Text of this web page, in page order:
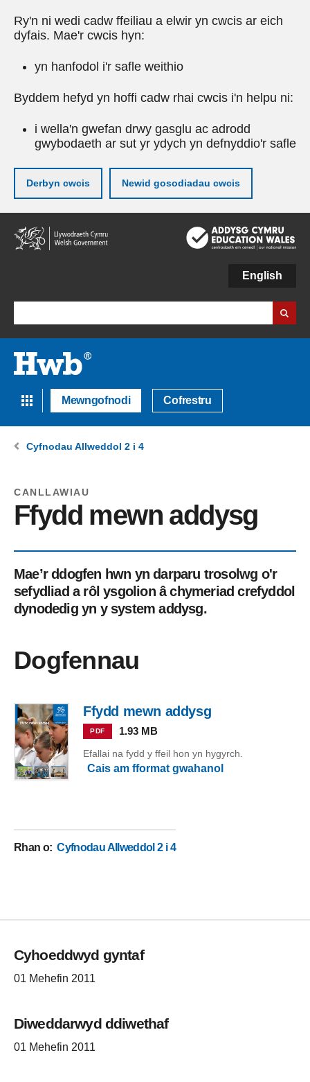
Ry'n ni wedi cadw ffeiliau a elwir yn cwcis ar eich
dyfais. Mae'r cwcis hyn:
yn hanfodol i'r safle weithio
Byddem hefyd yn hoffi cadw rhai cwcis i'n helpu ni:
i wella'n gwefan drwy gasglu ac adrodd
gwybodaeth ar sut yr ydych yn defnyddio'r safle
Derbyn cwcis Newid gosodiadau cwcis
Neidio
i'r
prif
English
Mewngofnodi Cofrestru
Cyfnodau Allweddol 2 i 4
CANLLAWIAU
Ffydd mewn addysg
Mae’r ddogfen hwn yn darparu trosolwg o'r
sefydliad a rôl ysgolion â chymeriad crefyddol
dynodedig yn y system addysg.
Dogfennau
Ffydd mewn addysg
PDF 1.93 MB
Efallai na fydd y ffeil hon yn hygyrch.
Cais am fformat gwahanol
Rhan o:Cyfnodau Allweddol 2 i 4
Cyhoeddwyd gyntaf
01 Mehefin 2011
Diweddarwyd ddiwethaf
01 Mehefin 2011